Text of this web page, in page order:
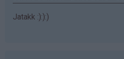
Jatakk :):):)